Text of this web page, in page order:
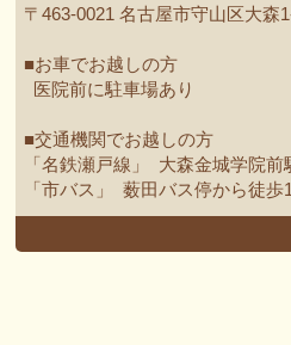
〒463-0021 名古屋市守山区大森
■お車でお越しの方
医院前に駐車場あり
■交通機関でお越しの方
「名鉄瀬戸線」 大森金城学院前
「市バス」 薮田バス停から徒歩